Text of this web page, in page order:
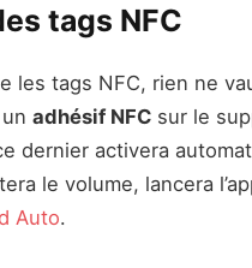
tags NFC
les tags NFC, rien ne
adhésif NFC sur le
dernier activera
le volume, lancera
Auto.